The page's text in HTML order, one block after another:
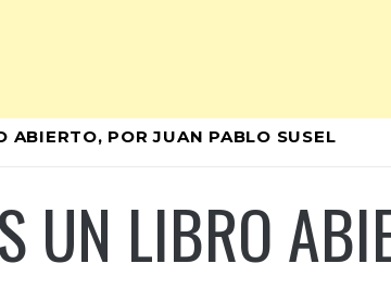
ABIERTO, POR JUAN PABLO SUSEL
UN LIBRO